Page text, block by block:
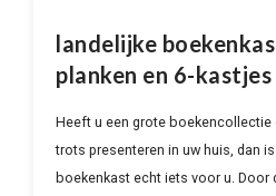
landelijke
planken en 6-kastjes
Heeft u een grote boekencollectie
trots presenteren in uw huis, dan
boekenkast echt iets voor u. Door